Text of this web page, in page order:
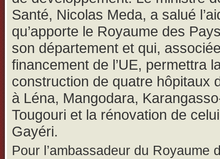
Santé, Nicolas Meda, a salué
qu’apporte le Royaume des
son département et qui,
financement de l’UE, permettra
construction de quatre hôpitaux
à Léna, Mangodara,
Tougouri et la rénovation de
Gayéri.
Pour l’ambassadeur du Royaume